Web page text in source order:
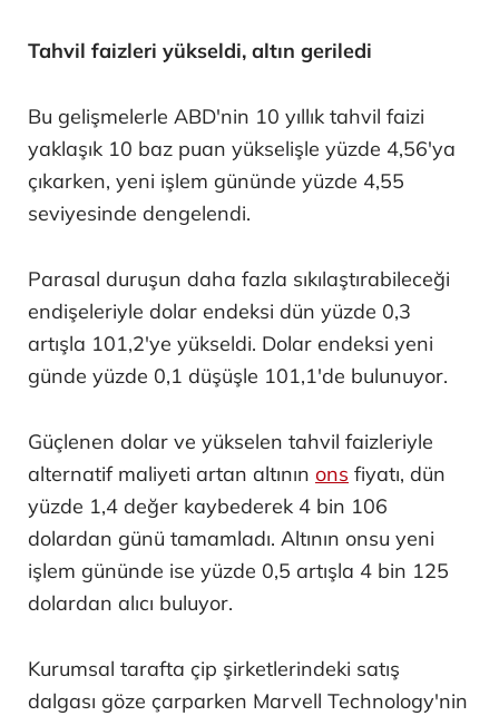
Tahvil faizleri yükseldi, altın geriledi
Bu gelişmelerle ABD'nin 10 yıllık tahvil faizi
yaklaşık 10 baz puan yükselişle yüzde 4,56'ya
çıkarken, yeni işlem gününde yüzde 4,55
seviyesinde dengelendi.
Parasal duruşun daha fazla sıkılaştırabileceği
endişeleriyle dolar endeksi dün yüzde 0,3
artışla 101,2'ye yükseldi. Dolar endeksi yeni
günde yüzde 0,1 düşüşle 101,1'de bulunuyor.
Güçlenen dolar ve yükselen tahvil faizleriyle
alternatif maliyeti artan altının ons fiyatı, dün
yüzde 1,4 değer kaybederek 4 bin 106
dolardan günü tamamladı. Altının onsu yeni
işlem gününde ise yüzde 0,5 artışla 4 bin 125
dolardan alıcı buluyor.
Kurumsal tarafta çip şirketlerindeki satış
dalgası göze çarparken Marvell Technology'nin